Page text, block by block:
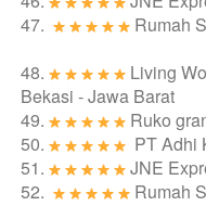
47.
Rumah
48.
Living
Bekasi - Jawa Barat
49.
Ruko
50.
PT Adhi
51.
JNE
52.
Rumah